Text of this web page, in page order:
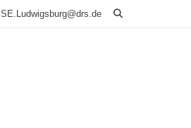
SE.Ludwigsburg@drs.de